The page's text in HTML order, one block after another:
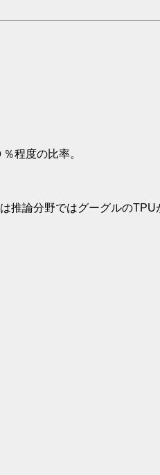
程度の比率。
推論分野ではグーグルの